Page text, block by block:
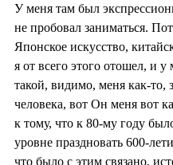
У меня там был
не пробовал заниматься.
Японское искусство,
я от всего этого отошел, и
такой, видимо, меня как-то,
человека, вот Он меня вот
к тому, что к 80-му году
уровне праздновать 600-
что было с этим связано,